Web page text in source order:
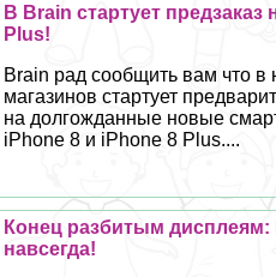
В Brain стартует предзаказ
Plus!
Brain рад сообщить вам что в
магазинов стартует
на долгожданные новые
iPhone 8 и iPhone 8 Plus....
Конец разбитым
навсегда!